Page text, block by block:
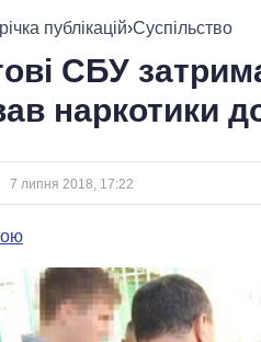
УСІ ПОЛІТИКИ ПРЕЗИДЕНТ І ОФІС
публікацій›Суспільство
СБУ
наркотики
7 липня 2018, 17:22